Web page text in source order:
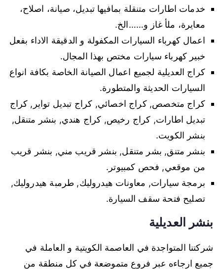
خدمات اطارات متنقلة بمافيها تبديل، صيانة، اصلاح،
معايرة، ملأ غاز و……الخ.
اعمال كهرباء السيارات المكفولة و الدقيقة الاداء بفعل
خبير كهرباء سيارات مختص بهذا المجال.
كراج العديلية لجميع اعمال الصيانة الخاصة بكافة انواع
السيارات الحديثة والمتطورة.
كراج متخصص, كراج اخصائي, كراج تبديل تواير, كراج
تبديل اطارات, كراج رخيص, كراج هندي, بنشر متنقل,
بنشر الكويت.
بنشر متنق, بشر متنقل, بنشر قريب مني, بنشر قريب
من موقعي, فحص كمبيوتر.
برمجة سيارات, معاونات هيدروليك, طرمبة هيدروليك,
تصليح فتحة سقف السيارة.
بنشر العديلية
شركتنا المتواجدة في العاصمة الكويتية و العاملة في
جميع ارجاءه عبر فروع متموضعة في كل منطقة من